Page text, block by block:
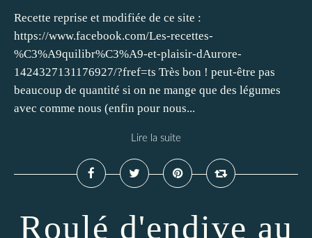
Recette reprise et modifiée de ce site :
https://www.facebook.com/Les-recettes-
%C3%A9quilibr%C3%A9-et-plaisir-dAurore-
1424327131176927/?fref=ts Très bon ! peut-être pas
beaucoup de quantité si on ne mange que des légumes
avec comme nous (enfin pour nous...
Lire la suite
Roulé d'endive au